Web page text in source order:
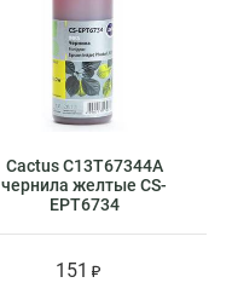
Cactus C13T67344A
чернила желтые CS-
EPT6734
151